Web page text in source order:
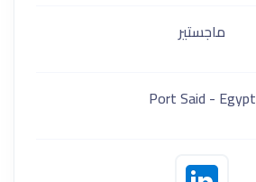
ماجستير
Port Said - Egypt